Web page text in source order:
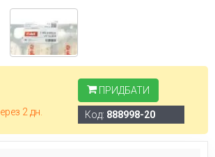
2 дн.
ПРИДБАТИ
Код: 888998-20